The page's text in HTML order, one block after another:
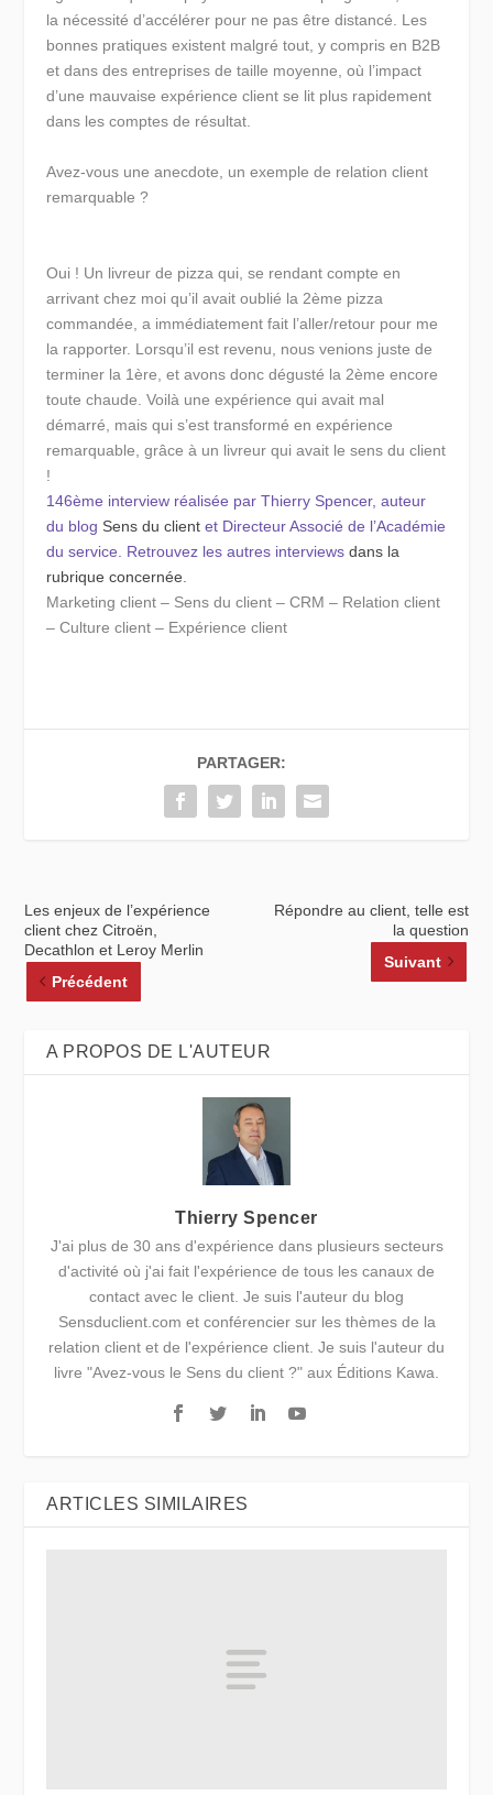
la nécessité d’accélérer pour ne pas être distancé. Les
bonnes pratiques existent malgré tout, y compris en B2B
et dans des entreprises de taille moyenne, où l’impact
d’une mauvaise expérience client se lit plus rapidement
dans les comptes de résultat.
Avez-vous une anecdote, un exemple de relation client
remarquable ?
Oui ! Un livreur de pizza qui, se rendant compte en
arrivant chez moi qu’il avait oublié la 2ème pizza
commandée, a immédiatement fait l’aller/retour pour me
la rapporter. Lorsqu’il est revenu, nous venions juste de
terminer la 1ère, et avons donc dégusté la 2ème encore
toute chaude. Voilà une expérience qui avait mal
démarré, mais qui s’est transformé en expérience
remarquable, grâce à un livreur qui avait le sens du client
!
146ème interview réalisée par Thierry Spencer, auteur
du blog Sens du client et Directeur Associé de l’Académie
du service. Retrouvez les autres interviewsdans la
rubrique concernée
Marketing client – Sens du client – CRM – Relation client
– Culture client – Expérience client
PARTAGER:
Les enjeux de l’expérience
client chez Citroën,
Decathlon et Leroy Merlin
Précédent
Répondre au client, telle est
la question
Suivant
A PROPOS DE L'AUTEUR
Thierry Spencer
J'ai plus de 30 ans d'expérience dans plusieurs secteurs
d'activité où j'ai fait l'expérience de tous les canaux de
contact avec le client. Je suis l'auteur du blog
Sensduclient.com et conférencier sur les thèmes de la
relation client et de l'expérience client. Je suis l'auteur du
livre "Avez-vous le Sens du client ?" aux Éditions Kawa.
ARTICLES SIMILAIRES